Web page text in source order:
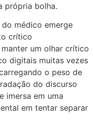
própria bolha.
médico emerge
crítico
um olhar crítico
digitais muitas vezes
o peso de
do discurso
imersa em uma
em tentar separar